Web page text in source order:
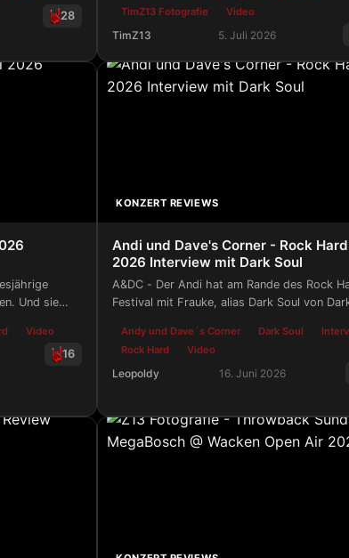
28
@ Roxy Concerts - Echoes In Eternity Tour 2026
TimZ13 Fotografie
Video
TimZ13 5. Juli 2026
Z13 Fotografie - Dominum Release-
Und sie
Video
16
KONZERT REVIEWS
Andi und Dave's Corner - Rock Hard
2026 Interview mit Dark Soul
A&DC - Der Andi hat am Rande des Rock
Festival mit Frauke, alias Dark Soul von
schöner als Wacken?
Andy und Dave´s Corner Dark Soul
Rock Hard
Video
Leopoldy 16. Juni 2026
Andi und Dave's Corner - Rock Hard